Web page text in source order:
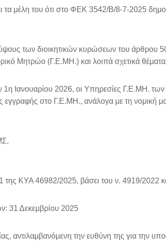
τα μέλη του ότι στο ΦΕΚ 3542/Β/8-7-2025
των διοικητικών κυρώσεων του άρθρου
Μητρώο (Γ.Ε.ΜΗ.) και λοιπά σχετικά
Ιανουαρίου 2026, οι Υπηρεσίες Γ.Ε.ΜΗ. των
εγγραφής στο Γ.Ε.ΜΗ., ανάλογα με τη νομική
ΚΥΑ 46982/2025, βάσει του ν. 4919/2022
31 Δεκεμβρίου 2025
αντιλαμβανόμενη την ευθύνη της για την